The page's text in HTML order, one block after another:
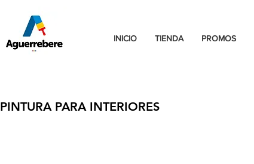
INICIO TIENDA PROMOS
PINTURA PARA INTERIORES